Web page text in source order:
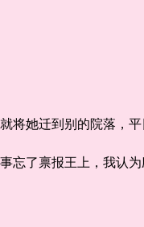
她迁到别的院落，平
了禀报王上，我认为